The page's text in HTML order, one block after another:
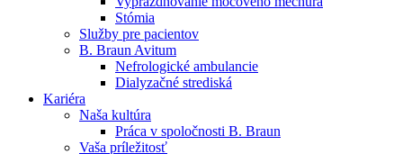
Stómia
Služby pre pacientov
B. Braun Avitum
Nefrologické ambulancie
Dialyzačné strediská
Kariéra
Naša kultúra
Práca v spoločnosti B. Braun
Vaša príležitosť